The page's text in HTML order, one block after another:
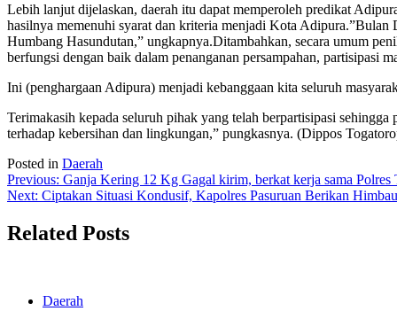
Lebih lanjut dijelaskan, daerah itu dapat memperoleh predikat
hasilnya memenuhi syarat dan kriteria menjadi Kota
Humbang Hasundutan,” ungkapnya.Ditambahkan, secara umum
berfungsi dengan baik dalam penanganan persampahan, partisipasi
Ini (penghargaan Adipura) menjadi kebanggaan kita seluruh
Terimakasih kepada seluruh pihak yang telah berpartisipasi
terhadap kebersihan dan lingkungan,” pungkasnya. (Dippos
Posted in Daerah
Post
navigation
Previous: Ganja Kering 12 Kg Gagal kirim, berkat kerja sama
Next: Ciptakan Situasi Kondusif, Kapolres Pasuruan Berikan
Related Posts
Daerah